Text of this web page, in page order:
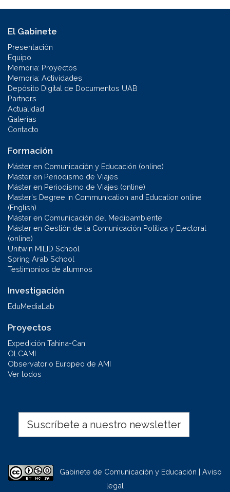
El Gabinete
Presentación
Equipo
Memoria: Proyectos
Memoria: Actividades
Depósito Digital de Documentos UAB
Partners
Actualidad
Galerías
Contacto
Formación
Máster en Comunicación y Educación (online)
Máster en Periodismo de Viajes
Máster en Periodismo de Viajes (online)
Master's Degree in Communication and Education online
(English)
Máster en Comunicación del Medioambiente
Máster en Gestión de la Comunicación Política y Electoral
(online)
Unitwin MILID School
Spring Arab School
Testimonios de alumnos
Investigación
EduMediaLab
Proyectos
Expedición Tahina-Can
OLCAMI
Observatorio Europeo de AMI
Ver todos
Suscríbete a nuestro newsletter
Gabinete de Comunicación y Educación | Aviso
legal